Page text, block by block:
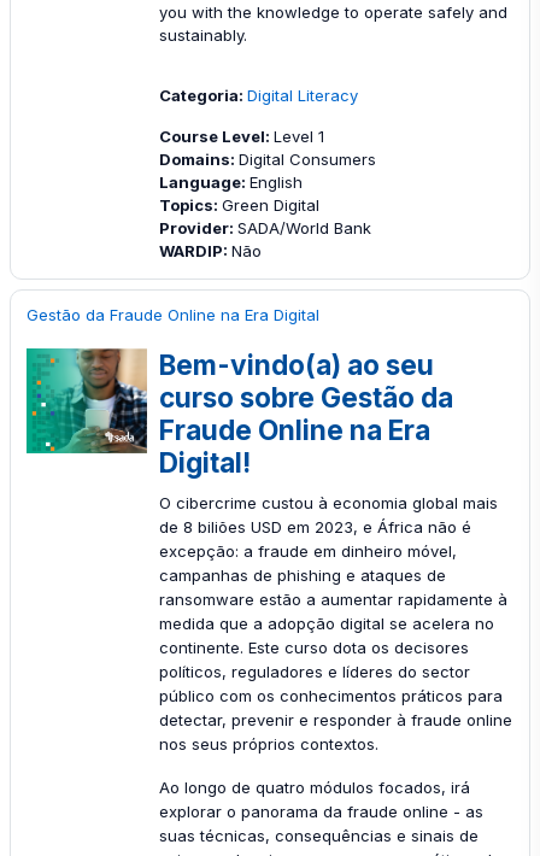
you with the knowledge to operate safely and
sustainably.
Categoria: Digital Literacy
Course Level: Level 1
Domains: Digital Consumers
Language: English
Topics: Green Digital
Provider: SADA/World Bank
WARDIP: Não
Gestão da Fraude Online na Era Digital
Bem-vindo(a) ao seu
curso sobre Gestão da
Fraude Online na Era
Digital!
O cibercrime custou à economia global mais
de 8 biliões USD em 2023, e África não é
excepção: a fraude em dinheiro móvel,
campanhas de phishing e ataques de
ransomware estão a aumentar rapidamente à
medida que a adopção digital se acelera no
continente. Este curso dota os decisores
políticos, reguladores e líderes do sector
público com os conhecimentos práticos para
detectar, prevenir e responder à fraude online
nos seus próprios contextos.
Ao longo de quatro módulos focados, irá
explorar o panorama da fraude online - as
suas técnicas, consequências e sinais de